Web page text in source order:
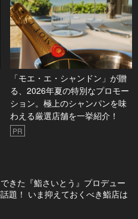
「モエ・エ・シャンドン」が贈
る、2026年夏の特別なプロモー
ション。極上のシャンパンを味
わえる厳選店舗を一挙紹介！
PR
きた『鮨さいとう』プロデュー
題！ いま抑えておくべき鮨店は